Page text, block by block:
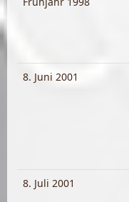
8. Juni 2001
8. Juli 2001